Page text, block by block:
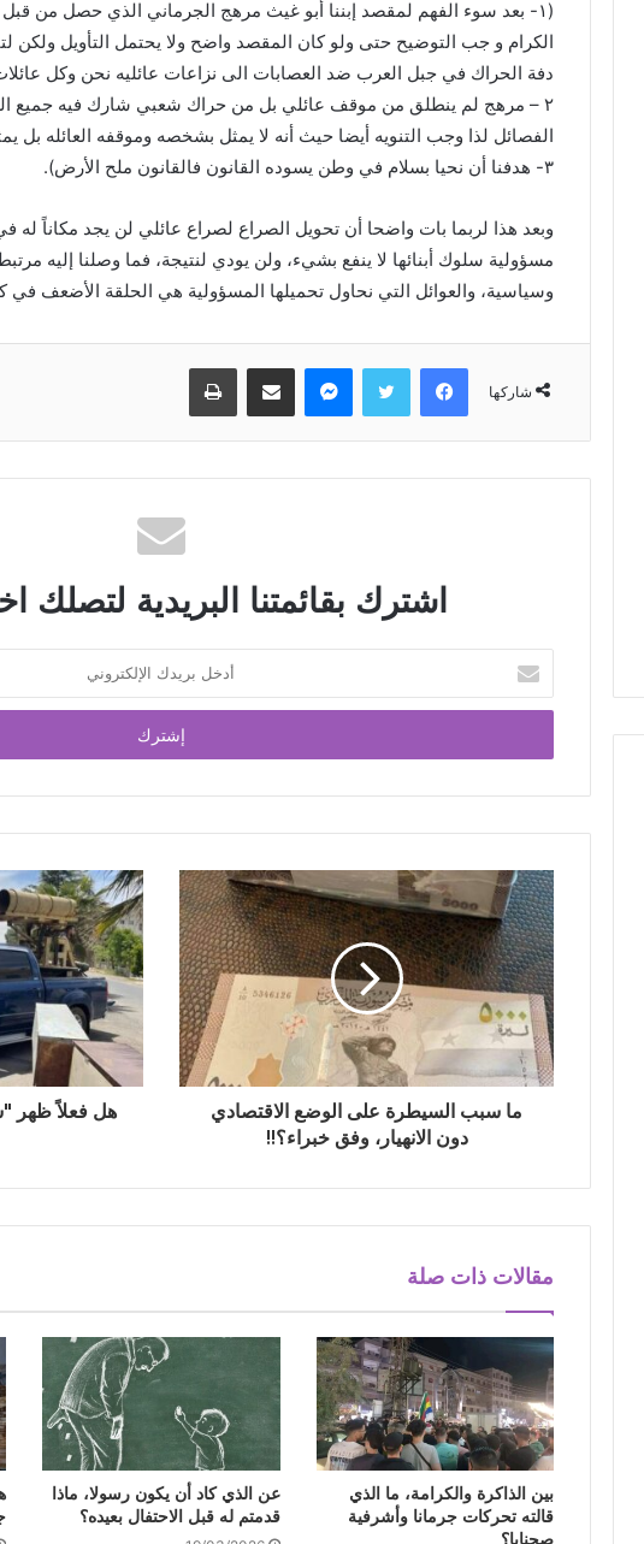
(١- بعد سوء الفهم لمقصد إبننا أبو غيث مرهج الجرماني الذي حصل من قبل
الكرام و جب التوضيح حتى ولو كان المقصد واضح ولا يحتمل التأويل ولكن
دفة الحراك في جبل العرب ضد العصابات الى نزاعات عائليه نحن وكل
٢ – مرهج لم ينطلق من موقف عائلي بل من حراك شعبي شارك فيه جميع
الفصائل لذا وجب التنويه أيضا حيث أنه لا يمثل بشخصه وموقفه العائله بل
٣- هدفنا أن نحيا بسلام في وطن يسوده القانون فالقانون ملح الأرض).
وبعد هذا لربما بات واضحا أن تحويل الصراع لصراع عائلي لن يجد مكاناً له
مسؤولية سلوك أبنائها لا ينفع بشيء، ولن يودي لنتيجة، فما وصلنا إليه
وسياسية، والعوائل التي نحاول تحميلها المسؤولية هي الحلقة الأضعف في
شاركها
اشترك بقائمتنا البريدية لتصلك
ما سبب السيطرة على الوضع الاقتصادي
دون الانهيار، وفق خبراء؟!!
هل فعلاً ظهر
مقالات ذات صلة
بين الذاكرة والكرامة، ما الذي
قالته تحركات جرمانا وأشرفية
صحنايا؟
عن الذي كاد أن يكون رسولا، ماذا
قدمتم له قبل الاحتفال بعيده؟